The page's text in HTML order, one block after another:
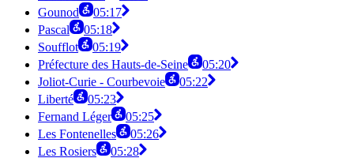
Gounod
05:17
Pascal
05:18
Soufflot
05:19
Préfecture des Hauts-de-Seine
05:20
Joliot-Curie - Courbevoie
05:22
Liberté
05:23
Fernand Léger
05:25
Les Fontenelles
05:26
Les Rosiers
05:28